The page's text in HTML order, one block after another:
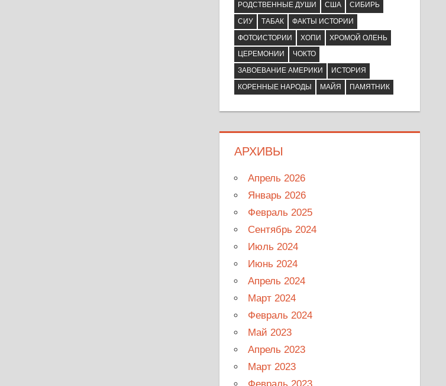
РОДСТВЕННЫЕ ДУШИ
США
СИБИРЬ
СИУ
ТАБАК
ФАКТЫ ИСТОРИИ
ФОТОИСТОРИИ
ХОПИ
ХРОМОЙ ОЛЕНЬ
ЦЕРЕМОНИИ
ЧОКТО
ЗАВОЕВАНИЕ АМЕРИКИ
ИСТОРИЯ
КОРЕННЫЕ НАРОДЫ
МАЙЯ ПАМЯТНИК
АРХИВЫ
Апрель 2026
Январь 2026
Февраль 2025
Сентябрь 2024
Июль 2024
Июнь 2024
Апрель 2024
Март 2024
Февраль 2024
Май 2023
Апрель 2023
Март 2023